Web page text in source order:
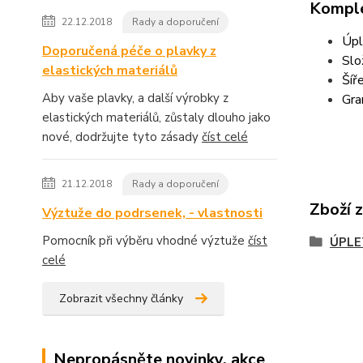
22.12.2018 Rady a doporučení
Doporučená péče o plavky z
elastických materiálů
Aby vaše plavky, a další výrobky z
elastických materiálů, zůstaly dlouho jako
nové, dodržujte tyto zásady číst celé
21.12.2018 Rady a doporučení
Výztuže do podrsenek, - vlastnosti
Pomocník při výběru vhodné výztuže číst
celé
Zobrazit všechny články
Zboží